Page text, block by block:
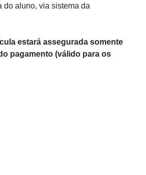
do aluno, via sistema da
estará assegurada somente
pagamento (válido para os